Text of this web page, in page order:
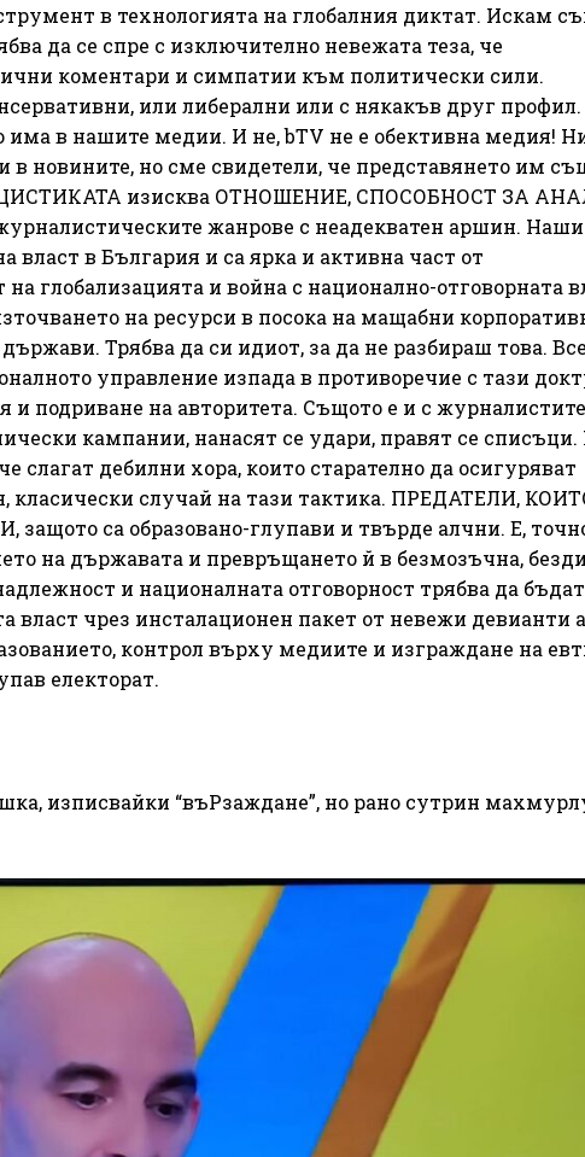
в технологията на глобалния диктат. Искам
да се спре с изключително невежата теза, че
коментари и симпатии към политически сили.
или либерални или с някакъв друг профил.
в нашите медии. И не, bTV не е обективна медия!
в новините, но сме свидетели, че представянето им
изисква ОТНОШЕНИЕ, СПОСОБНОСТ ЗА
жанрове с неадекватен аршин.
власт в България и са ярка и активна част от
глобализацията и война с национално-отговорната
на ресурси в посока на мащабни
Трябва да си идиот, за да не разбираш това.
управление изпада в противоречие с тази
и подриване на авторитета. Същото е и с
кампании, нанасят се удари, правят се списъци.
слагат дебилни хора, които старателно да осигуряват
класически случай на тази тактика. ПРЕДАТЕЛИ,
са образовано-глупави и твърде алчни. Е,
на държавата и превръщането й в безмозъчна,
и националната отговорност трябва да бъдат
власт чрез инсталационен пакет от невежи девианти
контрол върху медиите и изграждане на
електорат.
изписвайки “въРзаждане”, но рано сутрин